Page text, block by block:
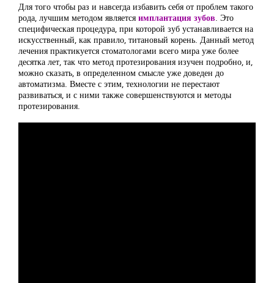
Для того чтобы раз и навсегда избавить себя от проблем такого
рода, лучшим методом является имплантация зубов. Это
специфическая процедура, при которой зуб устанавливается на
искусственный, как правило, титановый корень. Данный метод
лечения практикуется стоматологами всего мира уже более
десятка лет, так что метод протезирования изучен подробно, и,
можно сказать, в определенном смысле уже доведен до
автоматизма. Вместе с этим, технологии не перестают
развиваться, и с ними также совершенствуются и методы
протезирования.